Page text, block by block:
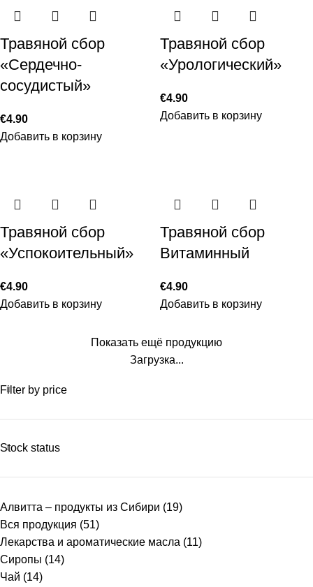
Травяной сбор
«Сердечно-
сосудистый»
€4.90
Добавить в корзину
Травяной сбор
«Урологический»
€4.90
Добавить в корзину
Травяной сбор
«Успокоительный»
€4.90
Добавить в корзину
Травяной сбор
Витаминный
€4.90
Добавить в корзину
Показать ещё продукцию
Загрузка...
Filter by price
Stock status
Алвитта – продукты из Сибири (19)
Вся продукция (51)
Лекарства и ароматические масла (11)
Сиропы (14)
Чай (14)